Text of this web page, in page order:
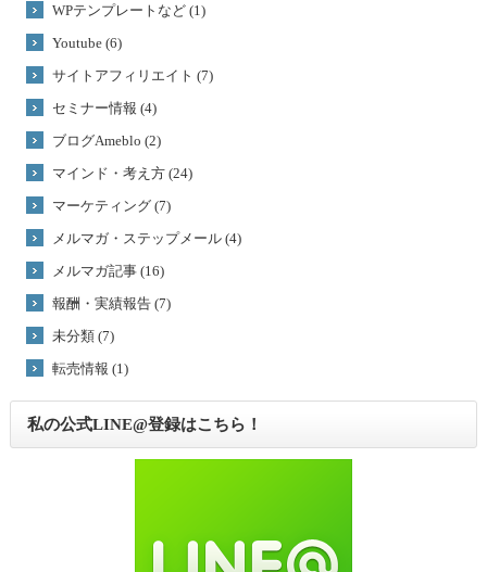
WPテンプレートなど (1)
Youtube (6)
サイトアフィリエイト (7)
セミナー情報 (4)
ブログAmeblo (2)
マインド・考え方 (24)
マーケティング (7)
メルマガ・ステップメール (4)
メルマガ記事 (16)
報酬・実績報告 (7)
未分類 (7)
転売情報 (1)
私の公式LINE@登録はこちら！